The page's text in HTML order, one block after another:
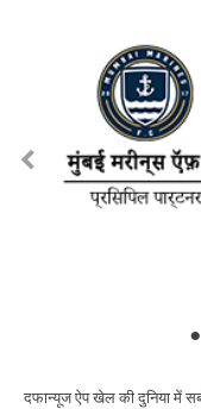
दफान्यूज ऐप खेल की दुनिया में